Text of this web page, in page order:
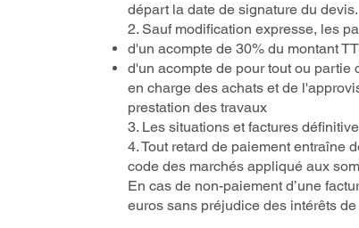
départ la date de signature du devis.
2. Sauf modification expresse, les
d'un acompte de 30% du montant
d'un acompte de pour tout ou
en charge des achats et de
prestation des travaux
3. Les situations et factures
4. Tout retard de paiement entraîne
code des marchés appliqué aux
En cas de non-paiement d’une
euros sans préjudice des intérêts